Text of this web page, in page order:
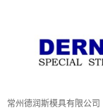
常州德润斯模具有限公司